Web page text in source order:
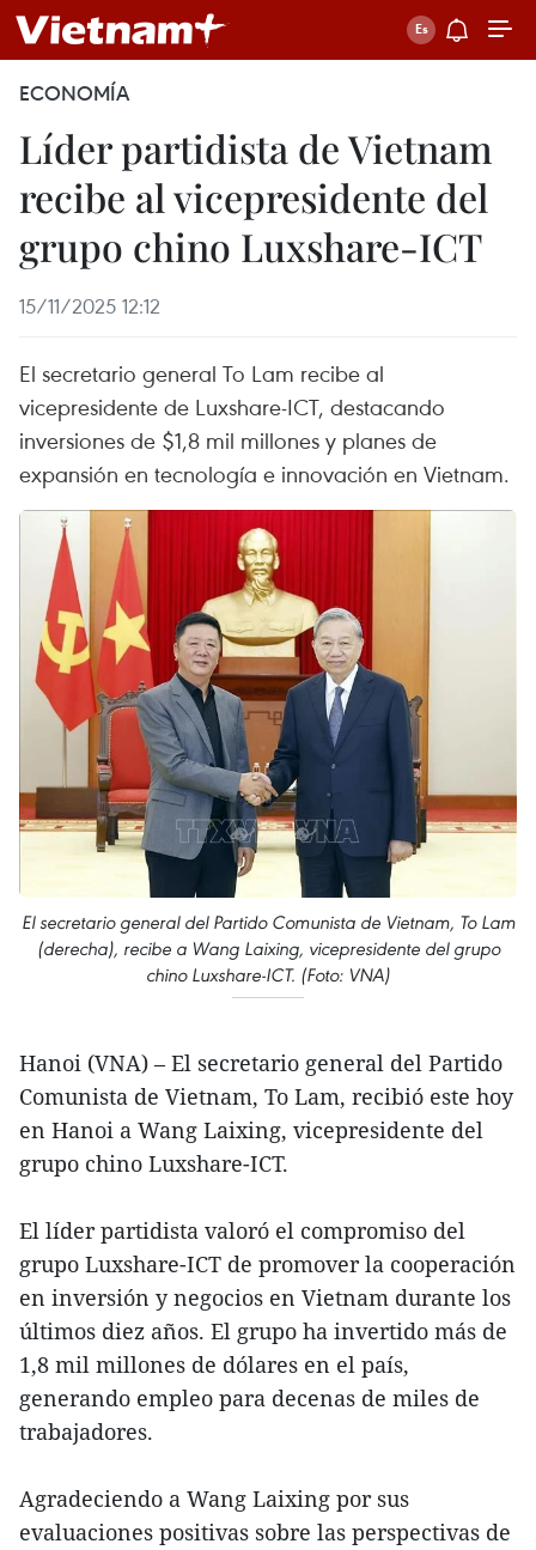
ECONOMÍA
Líder partidista de Vietnam
recibe al vicepresidente del
grupo chino Luxshare-ICT
15/11/2025 12:12
El secretario general To Lam recibe al
vicepresidente de Luxshare-ICT, destacando
inversiones de $1,8 mil millones y planes de
expansión en tecnología e innovación en Vietnam.
El secretario general del Partido Comunista de Vietnam, To Lam
(derecha), recibe a Wang Laixing, vicepresidente del grupo
chino Luxshare-ICT. (Foto: VNA)
Hanoi (VNA) – El secretario general del Partido
Comunista de Vietnam, To Lam, recibió este hoy
en Hanoi a Wang Laixing, vicepresidente del
grupo chino Luxshare-ICT.
El líder partidista valoró el compromiso del
grupo Luxshare-ICT de promover la cooperación
en inversión y negocios en Vietnam durante los
últimos diez años. El grupo ha invertido más de
1,8 mil millones de dólares en el país,
generando empleo para decenas de miles de
trabajadores.
Agradeciendo a Wang Laixing por sus
evaluaciones positivas sobre las perspectivas de